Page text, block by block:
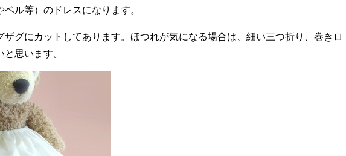
ル等）のドレスになります。
ザグにカットしてあります。ほつれが気になる場合は、細い三つ折り、巻きロ
思います。